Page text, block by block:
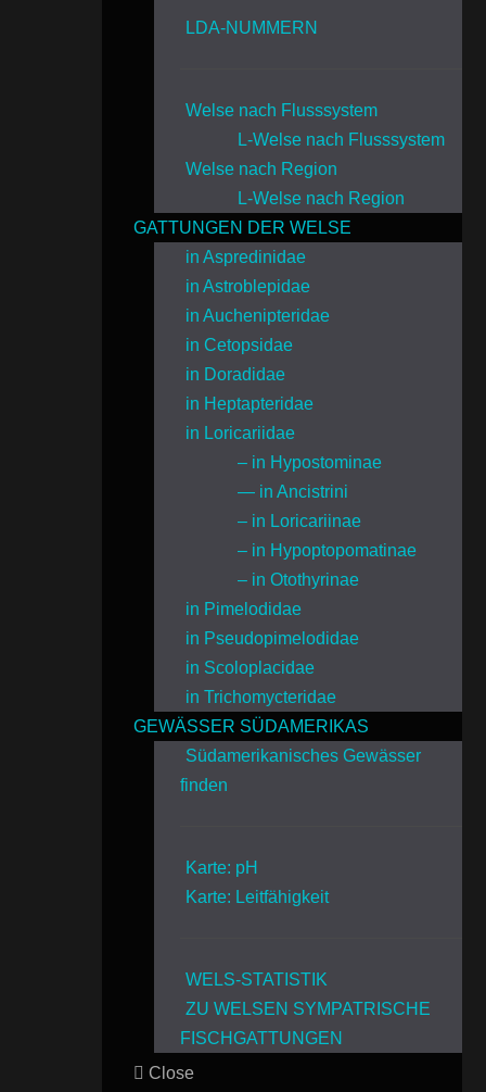
LDA-NUMMERN
Welse nach Flusssystem
L-Welse nach Flusssystem
Welse nach Region
L-Welse nach Region
GATTUNGEN DER WELSE
in Aspredinidae
in Astroblepidae
in Auchenipteridae
in Cetopsidae
in Doradidae
in Heptapteridae
in Loricariidae
– in Hypostominae
— in Ancistrini
– in Loricariinae
– in Hypoptopomatinae
– in Otothyrinae
in Pimelodidae
in Pseudopimelodidae
in Scoloplacidae
in Trichomycteridae
GEWÄSSER SÜDAMERIKAS
Südamerikanisches Gewässer
finden
Karte: pH
Karte: Leitfähigkeit
WELS-STATISTIK
ZU WELSEN SYMPATRISCHE
FISCHGATTUNGEN
Close